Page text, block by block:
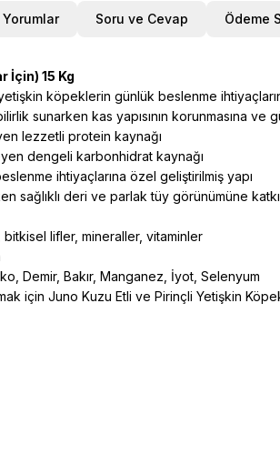
Yorumlar Soru ve Cevap Ödeme
İçin) 15 Kg
köpeklerin günlük beslenme
sunarken kas yapısının korunmasına ve
lezzetli protein kaynağı
dengeli karbonhidrat kaynağı
ihtiyaçlarına özel geliştirilmiş yapı
deri ve parlak tüy görünümüne
lifler, mineraller, vitaminler
Demir, Bakır, Manganez, İyot, Selenyum
için Juno Kuzu Etli ve Pirinçli Yetişkin